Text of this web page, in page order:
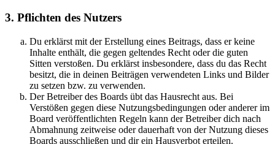
3. Pflichten des Nutzers
Du erklärst mit der Erstellung eines Beitrags, dass er keine
Inhalte enthält, die gegen geltendes Recht oder die guten
Sitten verstoßen. Du erklärst insbesondere, dass du das Recht
besitzt, die in deinen Beiträgen verwendeten Links und Bilder
zu setzen bzw. zu verwenden.
Der Betreiber des Boards übt das Hausrecht aus. Bei
Verstößen gegen diese Nutzungsbedingungen oder anderer im
Board veröffentlichten Regeln kann der Betreiber dich nach
Abmahnung zeitweise oder dauerhaft von der Nutzung dieses
Boards ausschließen und dir ein Hausverbot erteilen.